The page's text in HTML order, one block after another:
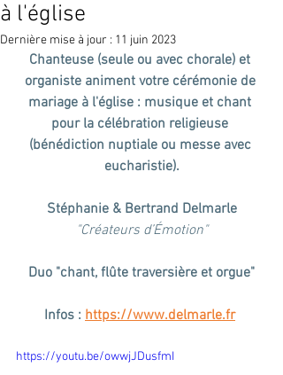
à l'église
Dernière mise à jour : 11 juin 2023
Chanteuse (seule ou avec chorale) et
organiste animent votre cérémonie de
mariage à l'église : musique et chant
pour la célébration religieuse
(bénédiction nuptiale ou messe avec
eucharistie).
Stéphanie & Bertrand Delmarle
"Créateurs d’Émotion"
Duo "chant, flûte traversière et orgue"
Infos : https://www.delmarle.fr
https://youtu.be/owwjJDusfmI